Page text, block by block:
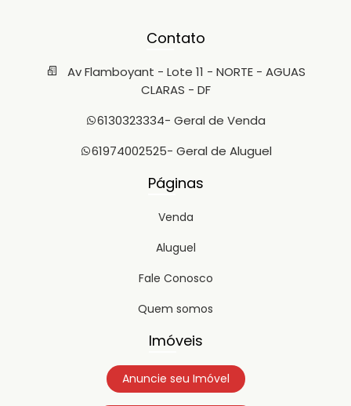
Contato
Av Flamboyant - Lote 11 - NORTE - AGUAS
CLARAS - DF
6130323334- Geral de Venda
61974002525- Geral de Aluguel
Páginas
Venda
Aluguel
Fale Conosco
Quem somos
Imóveis
Anuncie seu Imóvel